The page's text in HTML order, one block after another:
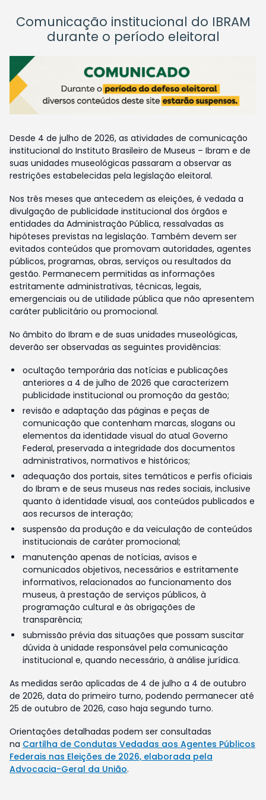
Comunicação institucional do IBRAM
durante o período eleitoral
Desde 4 de julho de 2026, as atividades de comunicação
institucional do Instituto Brasileiro de Museus – Ibram e de
suas unidades museológicas passaram a observar as
restrições estabelecidas pela legislação eleitoral.
Nos três meses que antecedem as eleições, é vedada a
divulgação de publicidade institucional dos órgãos e
entidades da Administração Pública, ressalvadas as
hipóteses previstas na legislação. Também devem ser
evitados conteúdos que promovam autoridades, agentes
públicos, programas, obras, serviços ou resultados da
gestão. Permanecem permitidas as informações
estritamente administrativas, técnicas, legais,
emergenciais ou de utilidade pública que não apresentem
caráter publicitário ou promocional.
No âmbito do Ibram e de suas unidades museológicas,
deverão ser observadas as seguintes providências:
ocultação temporária das notícias e publicações
anteriores a 4 de julho de 2026 que caracterizem
publicidade institucional ou promoção da gestão;
revisão e adaptação das páginas e peças de
comunicação que contenham marcas, slogans ou
elementos da identidade visual do atual Governo
Federal, preservada a integridade dos documentos
administrativos, normativos e históricos;
adequação dos portais, sites temáticos e perfis oficiais
do Ibram e de seus museus nas redes sociais, inclusive
quanto à identidade visual, aos conteúdos publicados e
aos recursos de interação;
suspensão da produção e da veiculação de conteúdos
institucionais de caráter promocional;
manutenção apenas de notícias, avisos e
comunicados objetivos, necessários e estritamente
informativos, relacionados ao funcionamento dos
museus, à prestação de serviços públicos, à
programação cultural e às obrigações de
transparência;
submissão prévia das situações que possam suscitar
dúvida à unidade responsável pela comunicação
institucional e, quando necessário, à análise jurídica.
As medidas serão aplicadas de 4 de julho a 4 de outubro
de 2026, data do primeiro turno, podendo permanecer até
25 de outubro de 2026, caso haja segundo turno.
Orientações detalhadas podem ser consultadas
na Cartilha de Condutas Vedadas aos Agentes Públicos
Federais nas Eleições de 2026, elaborada pela
Advocacia-Geral da União.